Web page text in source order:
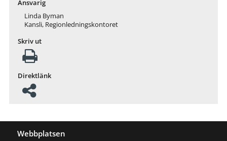
Ansvarig
Linda Byman
Kansli, Regionledningskontoret
Skriv ut
Direktlänk
Webbplatsen